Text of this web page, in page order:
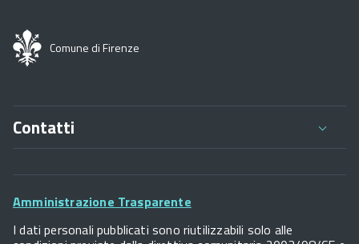
Comune di Firenze
Contatti
Palazzo Vecchio
P.IVA 01307110484
Footer
Amministrazione Trasparente
I dati personali pubblicati sono riutilizzabili solo alle